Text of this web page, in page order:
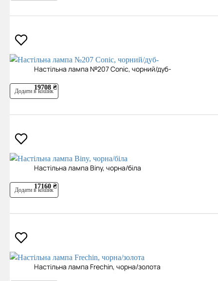
Настільна лампа №207 Conic, чорний/дуб-
19708 ₴
Додати в кошик
Настільна лампа Biny, чорна/біла
17160 ₴
Додати в кошик
Настільна лампа Frechin, чорна/золота